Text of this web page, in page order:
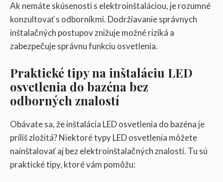
Ak nemáte skúsenosti s elektroinštaláciou, je rozumné
konzultovať s odborníkmi. Dodržiavanie správnych
inštalačných postupov znižuje možné riziká a
zabezpečuje správnu funkciu osvetlenia.
Praktické tipy na inštaláciu LED
osvetlenia do bazéna bez
odborných znalostí
Obávate sa, že inštalácia LED osvetlenia do bazéna je
príliš zložitá? Niektoré typy LED osvetlenia môžete
nainštalovať aj bez elektroinštalačných znalostí. Tu sú
praktické tipy, ktoré vám pomôžu: